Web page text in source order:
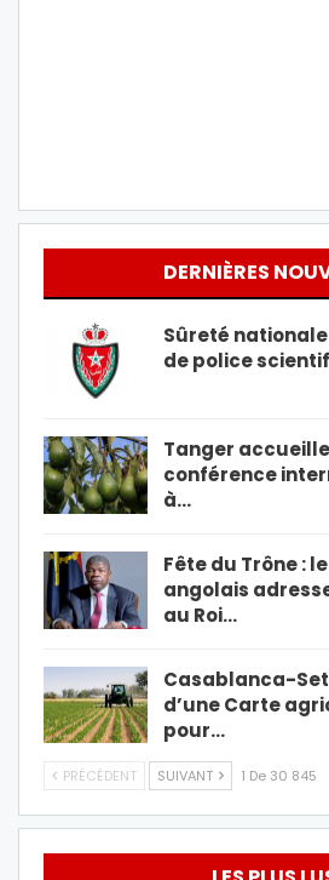
DERNIÈRES
Sûreté
de police
Tanger
conférence
à…
Fête du Trône :
angolais
au Roi…
Casablanca-
d’une Carte
pour…
PRÉCÉDENT SUIVANT 1 De 30 845